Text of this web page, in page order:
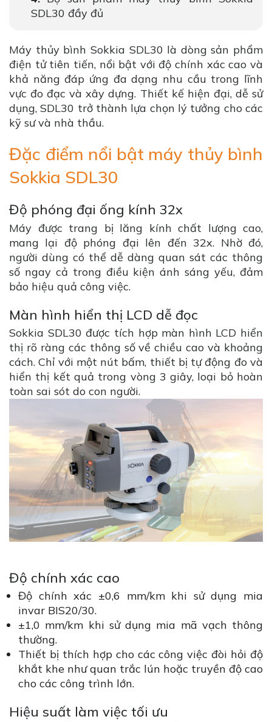
SDL30 đầy đủ
Máy thủy bình Sokkia SDL30 là dòng sản phẩm
điện tử tiên tiến, nổi bật với độ chính xác cao và
khả năng đáp ứng đa dạng nhu cầu trong lĩnh
vực đo đạc và xây dựng. Thiết kế hiện đại, dễ sử
dụng, SDL30 trở thành lựa chọn lý tưởng cho các
kỹ sư và nhà thầu.
Đặc điểm nổi bật máy thủy bình
Sokkia SDL30
Độ phóng đại ống kính 32x
Máy được trang bị lăng kính chất lượng cao,
mang lại độ phóng đại lên đến 32x. Nhờ đó,
người dùng có thể dễ dàng quan sát các thông
số ngay cả trong điều kiện ánh sáng yếu, đảm
bảo hiệu quả công việc.
Màn hình hiển thị LCD dễ đọc
Sokkia SDL30 được tích hợp màn hình LCD hiển
thị rõ ràng các thông số về chiều cao và khoảng
cách. Chỉ với một nút bấm, thiết bị tự động đo và
hiển thị kết quả trong vòng 3 giây, loại bỏ hoàn
toàn sai sót do con người.
Độ chính xác cao
Độ chính xác ±0,6 mm/km khi sử dụng mia
invar BIS20/30.
±1,0 mm/km khi sử dụng mia mã vạch thông
thường.
Thiết bị thích hợp cho các công việc đòi hỏi độ
khắt khe như quan trắc lún hoặc truyền độ cao
cho các công trình lớn.
Hiệu suất làm việc tối ưu